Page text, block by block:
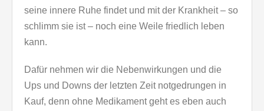
seine innere Ruhe findet und mit der Krankheit – so
schlimm sie ist – noch eine Weile friedlich leben
kann.
Dafür nehmen wir die Nebenwirkungen und die
Ups und Downs der letzten Zeit notgedrungen in
Kauf, denn ohne Medikament geht es eben auch